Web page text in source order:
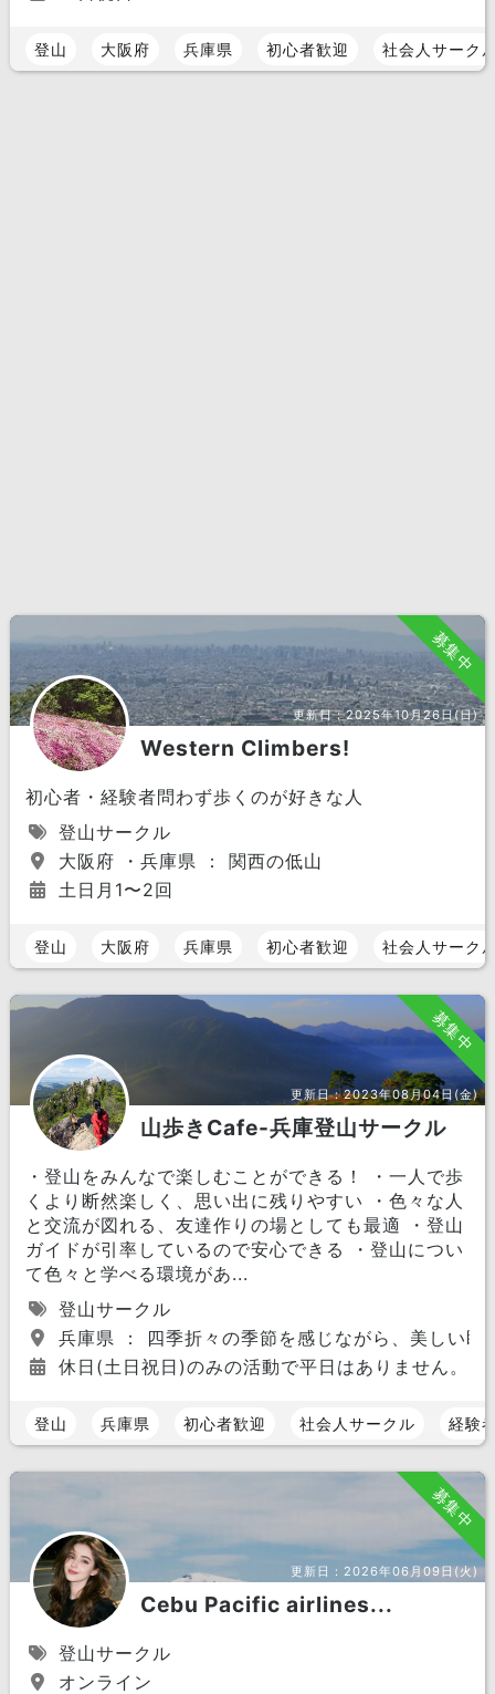
登山 大阪府 兵庫県 初心者歓迎 社会人サーク
募集中
更新日：2025年10月26日(日)
Western Climbers!
初心者・経験者問わず歩くのが好きな人
登山サークル
大阪府 ・兵庫県 ： 関西の低山
土日月1〜2回
登山 大阪府 兵庫県 初心者歓迎 社会人サーク
募集中
更新日：2023年08月04日(金)
山歩きCafe-兵庫登山サークル
・登山をみんなで楽しむことができる！ ・一人で歩
くより断然楽しく、思い出に残りやすい ・色々な人
と交流が図れる、友達作りの場としても最適 ・登山
ガイドが引率しているので安心できる ・登山につい
て色々と学べる環境があ...
登山サークル
兵庫県 ： 四季折々の季節を感じながら、美しい
休日(土日祝日)のみの活動で平日はありません。
登山 兵庫県 初心者歓迎 社会人サークル 経験
募集中
更新日： 2026年06月09日(火)
Cebu Pacific airlines...
登山サークル
オンライン